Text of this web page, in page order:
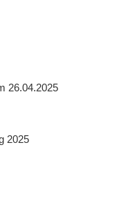
26.04.2025
2025